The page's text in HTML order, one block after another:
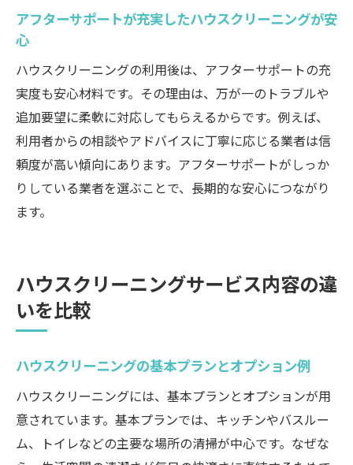
アフターサポートが充実したハウスクリーニングが安
心
ハウスクリーニングの利用後は、アフターサポートの充
実度も安心材料です。その理由は、万が一のトラブルや
追加要望に柔軟に対応してもらえるからです。例えば、
利用者からの相談やアドバイスに丁寧に応じる業者は信
頼度が高い傾向にあります。アフターサポートがしっか
りしている業者を選ぶことで、長期的な安心につながり
ます。
ハウスクリーニングサービス内容の違
いを比較
ハウスクリーニングの基本プランとオプション例
ハウスクリーニングには、基本プランとオプションが用
意されています。基本プランでは、キッチンやバスルー
ム、トイレなどの主要な場所の清掃が中心です。なぜな